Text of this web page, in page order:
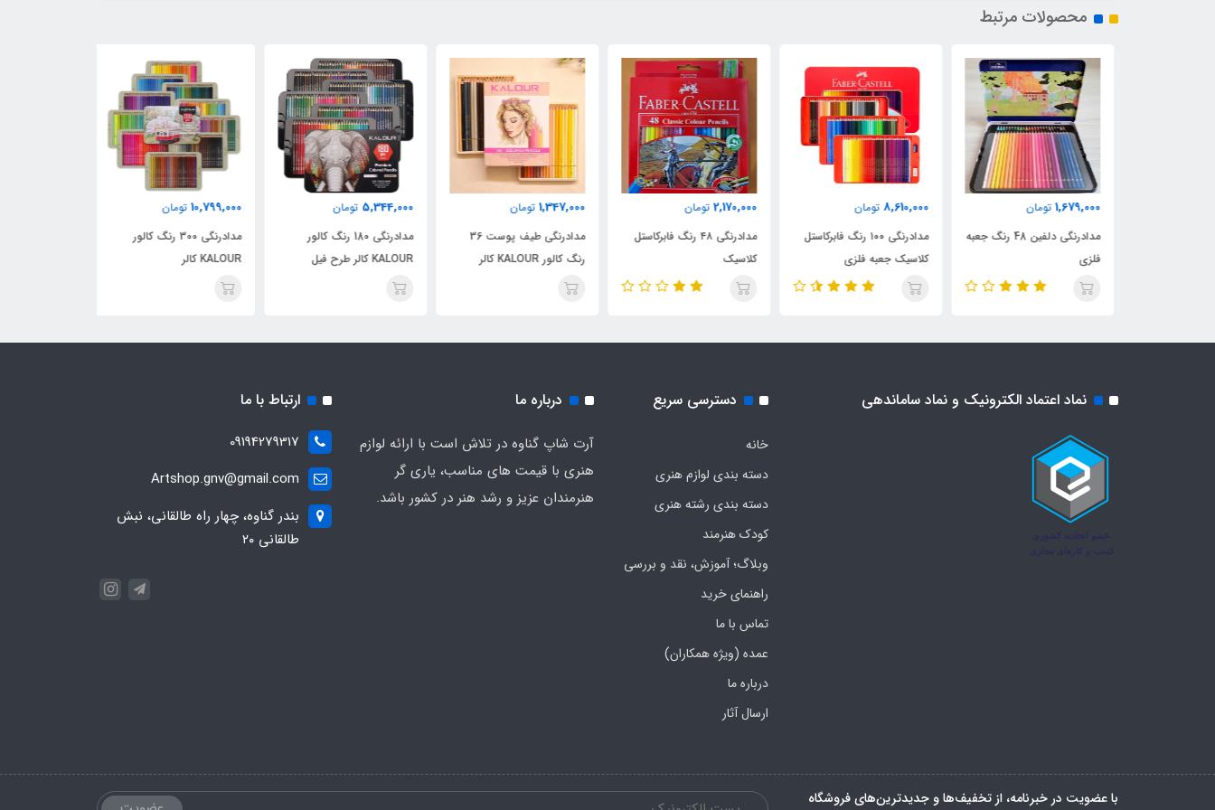
محصولات مرتبط
1,679,000 تومان
مدادرنگی دلفین 48 رنگ جعبه
فلزی
8,610,000 تومان
مدادرنگی ۱۰۰ رنگ فابرکاستل
کلاسیک جعبه فلزی
2,170,000 تومان
مدادرنگی ۴۸ رنگ فابرکاستل
کلاسیک
1,347,000 تومان
مدادرنگی طیف پوست 36
رنگ کالور KALOUR کالر
5,344,000 تومان
مدادرنگی 180 رنگ کالور
KALOUR کالر طرح فیل
10,799,000 تومان
مدادرنگی 300 رنگ کالور
KALOUR کالر
نماد اعتماد الکترونیک و نماد ساماندهی دسترسی سریع
خانه
دسته بندی لوازم هنری
دسته بندی رشته هنری
کودک هنرمند
وبلاگ؛ آموزش، نقد و بررسی
راهنمای خرید
تماس با ما
عمده (ویژه همکاران)
درباره ما
ارسال آثار
درباره ما
آرت شاپ گناوه در تلاش است با ارائه لوازم
هنری با قیمت های مناسب، یاری گر
هنرمندان عزیز و رشد هنر در کشور باشد.
ارتباط با ما
09194279317
Artshop.gnv@gmail.com
بندر گناوه، چهار راه طالقانی، نبش
طالقانی ۲۰
با عضویت در خبرنامه، از تخفیف‌ها و جدیدترین‌های فروشگاه